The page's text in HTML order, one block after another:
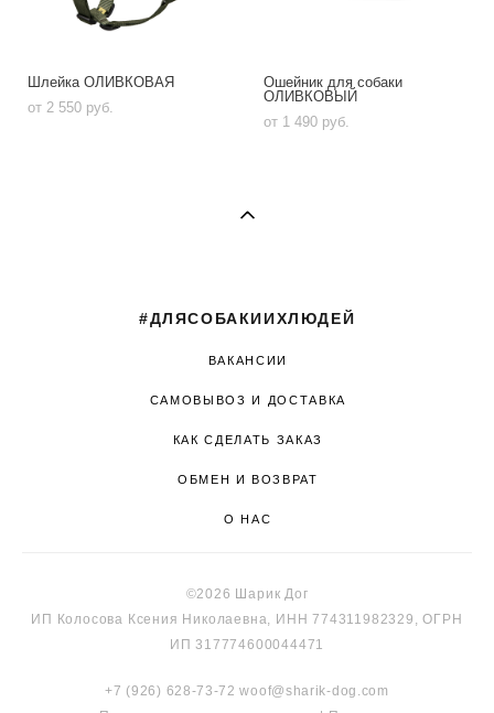
Шлейка ОЛИВКОВАЯ
от 2 550 pуб.
Ошейник для собаки
ОЛИВКОВЫЙ
от 1 490 pуб.
#ДЛЯСОБАКИИХЛЮДЕЙ
ВАКАНСИИ
САМОВЫВОЗ И ДОСТАВКА
КАК СДЕЛАТЬ ЗАКАЗ
ОБМЕН И ВОЗВРАТ
О НАС
©2026 Шарик Дог
ИП Колосова Ксения Николаевна, ИНН 774311982329, ОГРН
ИП 317774600044471
+7 (926) 628-73-72 woof@sharik-dog.com